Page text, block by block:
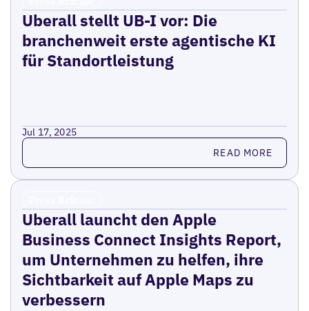
Uberall stellt UB-I vor: Die
branchenweit erste agentische KI
für Standortleistung
Jul 17, 2025
Read more READ MORE
Uberall launcht den Apple
Business Connect Insights Report,
um Unternehmen zu helfen, ihre
Sichtbarkeit auf Apple Maps zu
verbessern